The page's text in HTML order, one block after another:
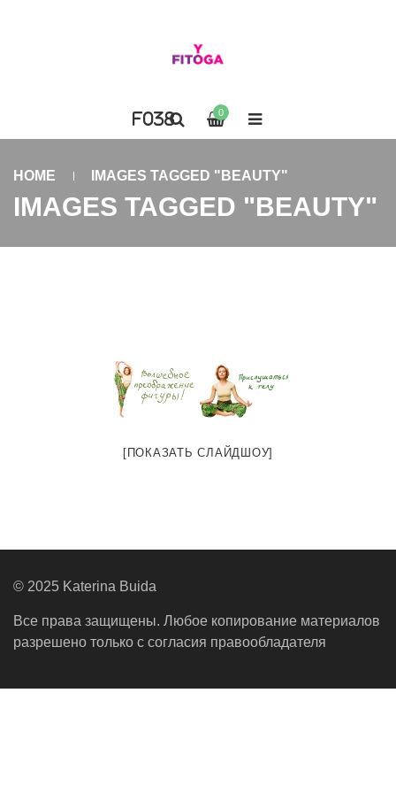
0
HOME IMAGES TAGGED "BEAUTY"
IMAGES TAGGED "BEAUTY"
[ПОКАЗАТЬ СЛАЙДШОУ]
© 2025 Katerina Buida
Все права защищены. Любое копирование материалов
разрешено только с согласия правообладателя